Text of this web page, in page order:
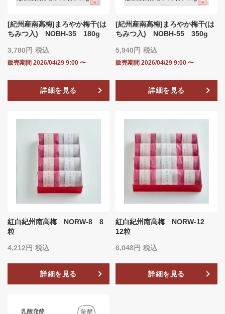
[紀州産南高梅]まろやか梅干(は
ちみつ入) NOBH‐35 180g
3,780 税込
販売期間 2026/04/29 9:00 〜
詳細を見る
[紀州産南高梅]まろやか梅干(は
ちみつ入) NOBH‐55 350g
5,940 税込
販売期間 2026/04/29 9:00 〜
詳細を見る
紅白紀州南高梅 NORW-8 8
粒
4,212 税込
詳細を見る
紅白紀州南高梅 NORW-12
12粒
6,048 税込
詳細を見る